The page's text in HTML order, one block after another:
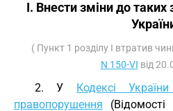
I. Внести зміни до таких
( Пункт 1 розділу I втратив
N 150-VI від
2. У Кодексі
правопорушення